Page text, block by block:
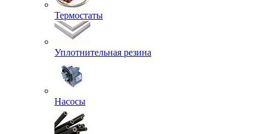
Термостаты
Уплотнительная резина
Насосы